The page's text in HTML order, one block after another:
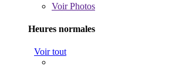
VoirPhotos
Heures normales
Voir tout